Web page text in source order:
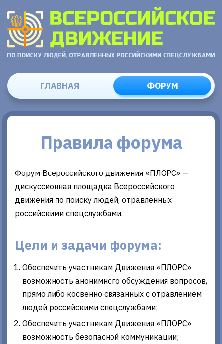
ГЛАВНАЯ ФОРУМ
Правила форума
Форум Всероссийского движения «ПЛОРС» —
дискуссионная площадка Всероссийского
движения по поиску людей, отравленных
российскими спецслужбами.
Цели и задачи форума:
Обеспечить участникам Движения «ПЛОРС»
возможность анонимного обсуждения вопросов,
прямо либо косвенно связанных с отравлением
людей российскими спецслужбами;
Обеспечить участникам Движения «ПЛОРС»
возможность безопасной коммуникации;